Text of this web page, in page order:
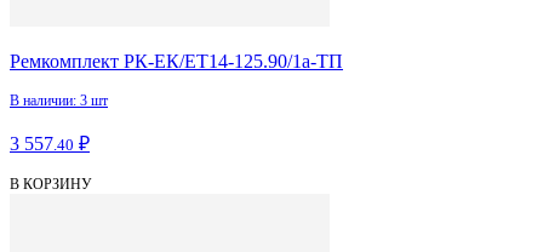
Ремкомплект РК-ЕК/ЕТ14-125.90/1а-ТП
В наличии: 3 шт
3 557.40 ₽
В КОРЗИНУ